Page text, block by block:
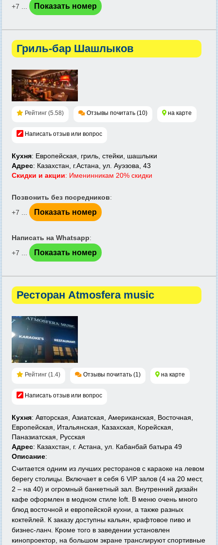
+7 ...
Показать номер
Гриль-бар Шашлыков
Рейтинг (5.58) Отзывы почитать (10) на карте
Написать отзыв или вопрос
Кухня: Европейская, гриль, стейки, шашлыки
Адрес: Казахстан, г.Астана, ул. Ауэзова, 43
Скидки и акции: Именинникам 20% скидки
Позвонить без посредников:
+7 ...
Показать номер
Написать на Whatsapp:
+7 ...
Показать номер
Ресторан Atmosfera music
Рейтинг (1.4) Отзывы почитать (1) на карте
Написать отзыв или вопрос
Кухня: Авторская, Азиатская, Американская, Восточная,
Европейская, Итальянская, Казахская, Корейская,
Паназиатская, Русская
Адрес: Казахстан, г. Астана, ул. Кабанбай батыра 49
Описание:
Считается одним из лучших ресторанов с караоке на левом
берегу столицы. Включает в себя 6 VIP залов (4 на 20 мест,
2 – на 40) и огромный банкетный зал. Внутренний дизайн
кафе оформлен в модном стиле loft. В меню очень много
блюд восточной и европейской кухни, а также разных
коктейлей. К заказу доступны кальян, крафтовое пиво и
бизнес-ланч. Кроме того в заведении установлен
кинопроектор, на большом экране транслируют спортивные